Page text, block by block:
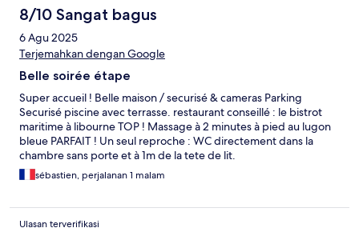
8/10 Sangat bagus
6 Agu 2025
Terjemahkan dengan Google
Belle soirée étape
Super accueil ! Belle maison / securisé & cameras Parking
Securisé piscine avec terrasse. restaurant conseillé : le bistrot
maritime à libourne TOP ! Massage à 2 minutes à pied au lugon
bleue PARFAIT ! Un seul reproche : WC directement dans la
chambre sans porte et à 1m de la tete de lit.
sébastien, perjalanan 1 malam
Ulasan terverifikasi